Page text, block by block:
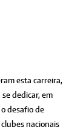
esta carreira,
dedicar, em
desafio de
nacionais